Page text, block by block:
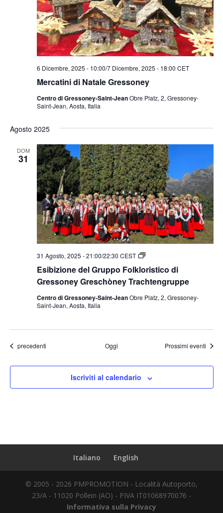
Mercatini di Natale Gressoney
6 Dicembre, 2025 - 10:00/7 Dicembre, 2025 - 18:00 CET
Centro di Gressoney-Saint-JeanObre Platz, 2, Gressoney-
Saint-Jean, Aosta, Italia
Agosto 2025
DOM
31
Esibizione del Gruppo Folkloristico di
Gressoney Greschòney Trachtengruppe
31 Agosto, 2025 - 21:00/22:30 CEST
Esibizione
Gruppo
Folkloristico
di
Gressoney
Greschòney
Centro di Gressoney-Saint-JeanObre Platz, 2, Gressoney-
Saint-Jean, Aosta, Italia
Eventi
precedenti Oggi Prossimi eventi
Iscriviti al calendario
Italiano English
© 2005 - 2026 PMPROMOTION - Località Autoporto,
23/A - 11020 Pollein (AO) - PIVA IT01068970076 -
Informativa sulla Privacy